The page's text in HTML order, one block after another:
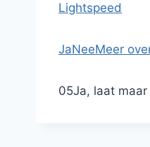
Lightspeed
JaNeeMeer
05Ja, laat maar